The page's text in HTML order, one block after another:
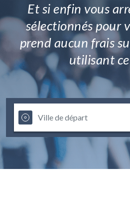
Et si enfin vous
sélectionnés pour
prend aucun frais
utilisant